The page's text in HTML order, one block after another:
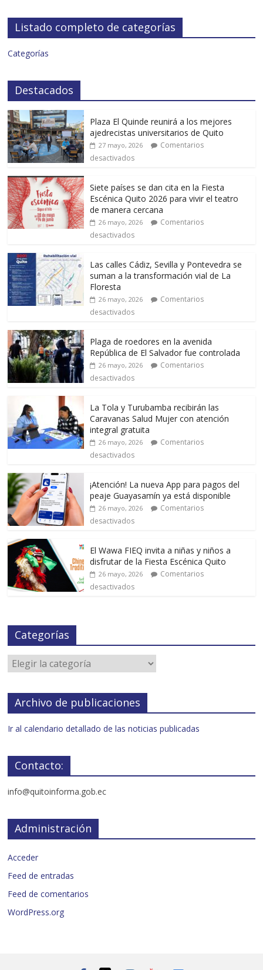
Listado completo de categorías
Categorías
Destacados
Plaza El Quinde reunirá a los mejores
ajedrecistas universitarios de Quito
27 mayo, 2026
Comentarios
desactivados
Siete países se dan cita en la Fiesta
Escénica Quito 2026 para vivir el teatro
de manera cercana
26 mayo, 2026
Comentarios
desactivados
Las calles Cádiz, Sevilla y Pontevedra se
suman a la transformación vial de La
Floresta
26 mayo, 2026
Comentarios
desactivados
Plaga de roedores en la avenida
República de El Salvador fue controlada
26 mayo, 2026
Comentarios
desactivados
La Tola y Turubamba recibirán las
Caravanas Salud Mujer con atención
integral gratuita
26 mayo, 2026
Comentarios
desactivados
¡Atención! La nueva App para pagos del
peaje Guayasamín ya está disponible
26 mayo, 2026
Comentarios
desactivados
El Wawa FIEQ invita a niñas y niños a
disfrutar de la Fiesta Escénica Quito
26 mayo, 2026
Comentarios
desactivados
Categorías
Archivo de publicaciones
Ir al calendario detallado de las noticias publicadas
Contacto:
info@quitoinforma.gob.ec
Administración
Acceder
Feed de entradas
Feed de comentarios
WordPress.org